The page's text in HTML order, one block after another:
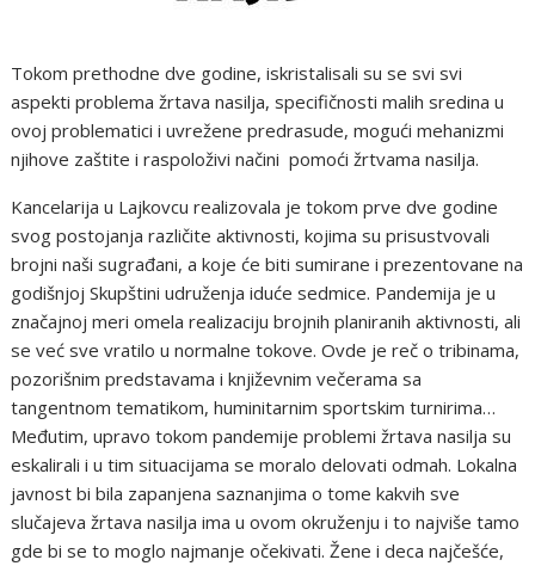
Tokom prethodne dve godine, iskristalisali su se svi svi
aspekti problema žrtava nasilja, specifičnosti malih sredina u
ovoj problematici i uvrežene predrasude, mogući mehanizmi
njihove zaštite i raspoloživi načini pomoći žrtvama nasilja.
Kancelarija u Lajkovcu realizovala je tokom prve dve godine
svog postojanja različite aktivnosti, kojima su prisustvovali
brojni naši sugrađani, a koje će biti sumirane i prezentovane na
godišnjoj Skupštini udruženja iduće sedmice. Pandemija je u
značajnoj meri omela realizaciju brojnih planiranih aktivnosti, ali
se već sve vratilo u normalne tokove. Ovde je reč o tribinama,
pozorišnim predstavama i književnim večerama sa
tangentnom tematikom, huminitarnim sportskim turnirima…
Međutim, upravo tokom pandemije problemi žrtava nasilja su
eskalirali i u tim situacijama se moralo delovati odmah. Lokalna
javnost bi bila zapanjena saznanjima o tome kakvih sve
slučajeva žrtava nasilja ima u ovom okruženju i to najviše tamo
gde bi se to moglo najmanje očekivati. Žene i deca najčešće,